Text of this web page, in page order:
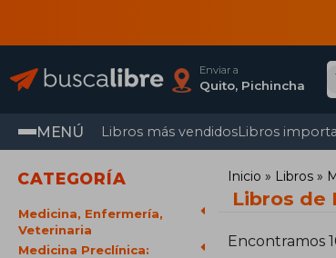
Enviar a
Quito, Pichincha
MENÚ Libros más vendidosLibros
CATEGORÍA
Medicina, Enfermería,
Veterinaria
Medicina Preclínica:
Inicio Libros
Libros de
Encontramos